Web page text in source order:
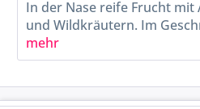
In der Nase reife Frucht mit
und Wildkräutern. Im
mehr